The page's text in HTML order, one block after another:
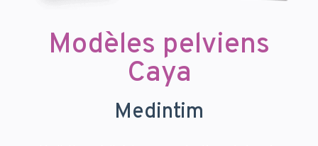
Modèles pelviens
Caya
Medintim